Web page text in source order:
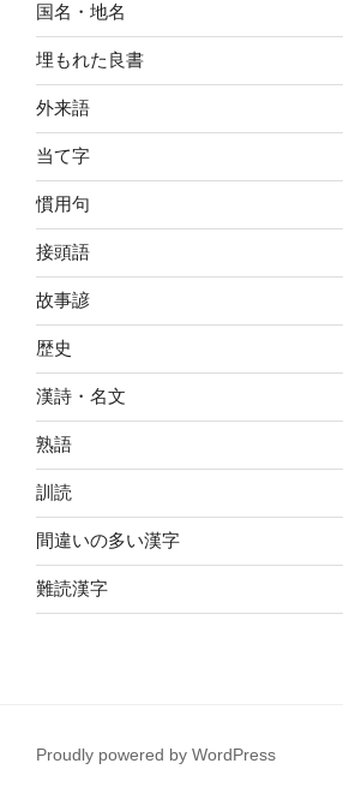
国名・地名
埋もれた良書
外来語
当て字
慣用句
接頭語
故事諺
歴史
漢詩・名文
熟語
訓読
間違いの多い漢字
難読漢字
Proudly powered by WordPress